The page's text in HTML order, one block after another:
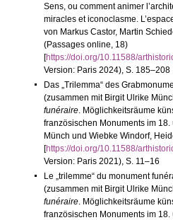
Sens, ou comment animer
miracles et iconoclasme.
von Markus Castor, Martin
(Passages online, 18)
[https://doi.org/10.11588/
Version: Paris 2024), S. 185–208
Das „Trilemma“ des
(zusammen mit Birgit Ulrike
funéraire. Möglichkeitsräume
französischen Monuments im
Münch und Wiebke Windorf,
[https://doi.org/10.11588/
Version: Paris 2021), S. 11–16
Le „trilemme“ du monument
(zusammen mit Birgit Ulrike
funéraire. Möglichkeitsräume
französischen Monuments im